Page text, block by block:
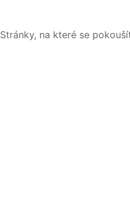
Stránky, na které se